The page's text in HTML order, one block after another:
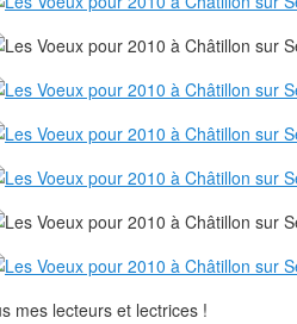
mes lecteurs et lectrices !